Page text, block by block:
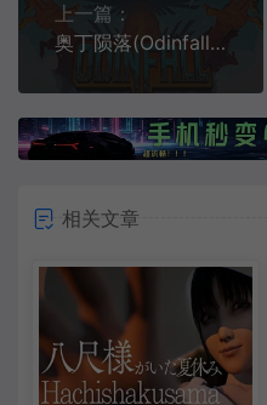
上一篇：
奥丁陨落(Odinfall)双摇杆动作射击游戏|下载
相关文章